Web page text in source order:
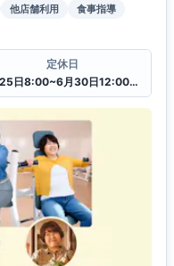
他店舗利用
食事指導
定休日
6月25日8:00~6月30日12:00一時閉館中